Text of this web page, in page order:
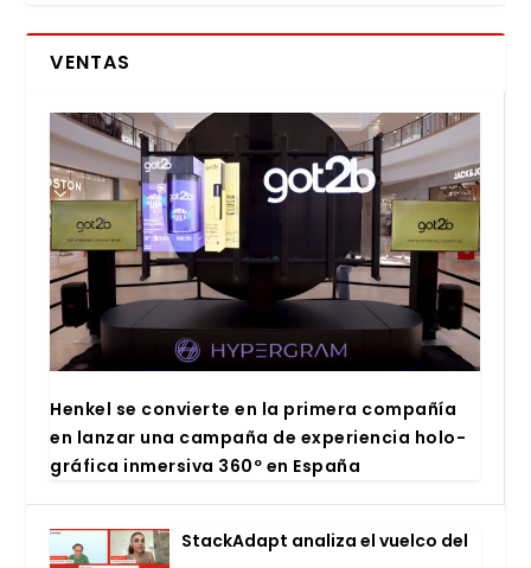
VENTAS
Hen­kel se con­vier­te en la pri­me­ra com­pa­ñía
en lan­zar una cam­pa­ña de expe­rien­cia holo­
grá­fi­ca inmer­si­va 360º en Espa­ña
Stac­kA­dapt ana­li­za el vuel­co del